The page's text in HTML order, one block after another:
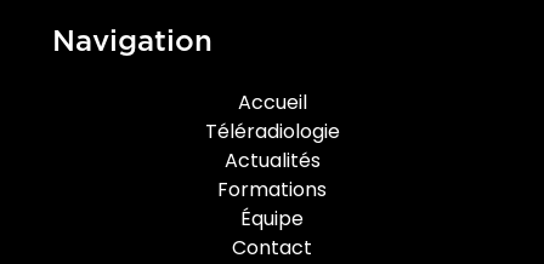
Navigation
Accueil
Téléradiologie
Actualités
Formations
Équipe
Contact